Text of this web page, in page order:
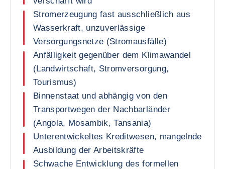
Stromerzeugung fast ausschließlich aus
Wasserkraft, unzuverlässige
Versorgungsnetze (Stromausfälle)
Anfälligkeit gegenüber dem Klimawandel
(Landwirtschaft, Stromversorgung,
Tourismus)
Binnenstaat und abhängig von den
Transportwegen der Nachbarländer
(Angola, Mosambik, Tansania)
Unterentwickeltes Kreditwesen, mangelnde
Ausbildung der Arbeitskräfte
Schwache Entwicklung des formellen